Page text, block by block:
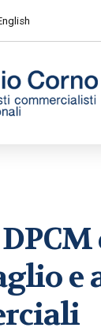
societaria e
contabili